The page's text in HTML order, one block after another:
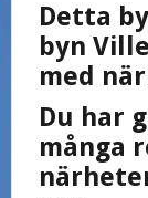
Detta
byn
med
Du har
många